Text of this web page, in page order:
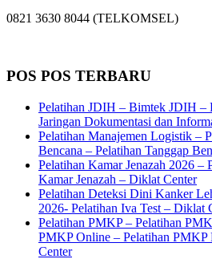
0821 3630 8044 (TELKOMSEL)
POS POS TERBARU
Pelatihan JDIH – Bimtek JDIH –
Jaringan Dokumentasi dan
Pelatihan Manajemen Logistik –
Bencana – Pelatihan Tanggap
Pelatihan Kamar Jenazah 2026 –
Kamar Jenazah – Diklat Center
Pelatihan Deteksi Dini Kanker
2026- Pelatihan Iva Test – Diklat
Pelatihan PMKP – Pelatihan
PMKP Online – Pelatihan PMKP
Center